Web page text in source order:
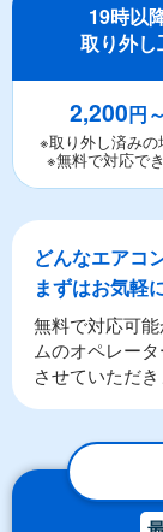
19時以
取り外し
2,200円
※取り外し済みの
※無料で対応で
どんなエアコ
まずはお気軽
無料で対応可
ムのオペレー
させていただき